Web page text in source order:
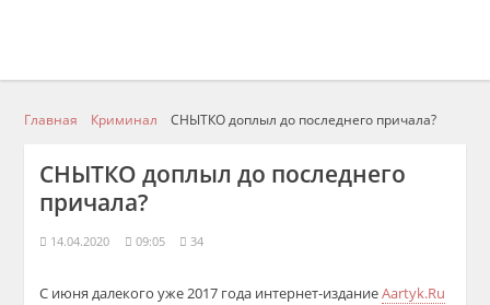
Главная Криминал СНЫТКО доплыл до последнего причала?
СНЫТКО доплыл до последнего
причала?
14.04.2020 09:05 34
С июня далекого уже 2017 года интернет-изданиеAartyk.Ru